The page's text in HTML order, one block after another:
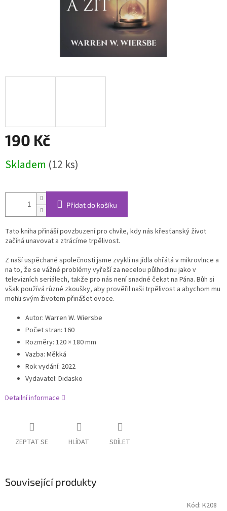
190 Kč
cena:
Skladem (12 ks)
Přidat do košíku
Tato kniha přináší povzbuzení pro chvíle, kdy nás křesťanský život
začíná unavovat a ztrácíme trpělivost.
Z naší uspěchané společnosti jsme zvyklí na jídla ohřátá v mikrovlnce a
na to, že se vážné problémy vyřeší za necelou půlhodinu jako v
televizních seriálech, takže pro nás není snadné čekat na Pána. Bůh si
však používá různé zkoušky, aby prověřil naši trpělivost a abychom mu
mohli svým životem přinášet ovoce.
Autor: Warren W. Wiersbe
Počet stran: 160
Rozměry: 120 × 180 mm
Vazba: Měkká
Rok vydání: 2022
Vydavatel: Didasko
Detailní informace
ZEPTAT SE HLÍDAT SDÍLET
Související produkty
Kód: K208